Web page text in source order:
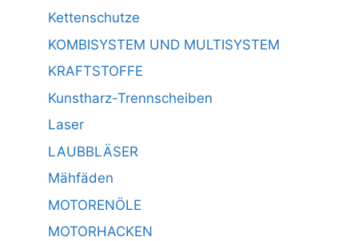
Kettenschutze
KOMBISYSTEM UND MULTISYSTEM
KRAFTSTOFFE
Kunstharz-Trennscheiben
Laser
LAUBBLÄSER
Mähfäden
MOTORENÖLE
MOTORHACKEN